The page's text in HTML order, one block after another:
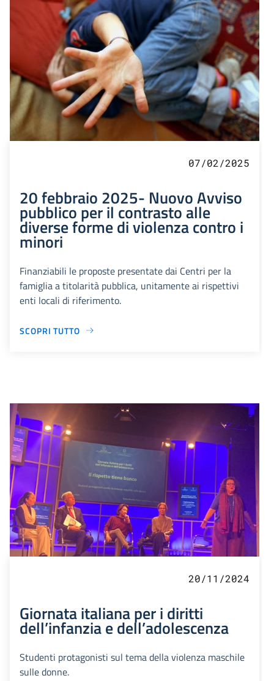
07/02/2025
20 febbraio 2025- Nuovo Avviso
pubblico per il contrasto alle
diverse forme di violenza contro i
minori
Finanziabili le proposte presentate dai Centri per la
famiglia a titolarità pubblica, unitamente ai rispettivi
enti locali di riferimento.
SCOPRI TUTTO
20/11/2024
Giornata italiana per i diritti
dell’infanzia e dell’adolescenza
Studenti protagonisti sul tema della violenza maschile
sulle donne.